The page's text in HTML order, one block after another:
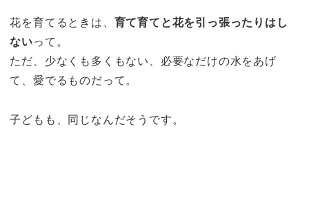
花を育てるときは、 育て育てと花を引っ張ったりはし
ないって。
ただ、少なくも多くもない、必要なだけの水をあげ
て、愛でるものだって。
子どもも、同じなんだそうです。